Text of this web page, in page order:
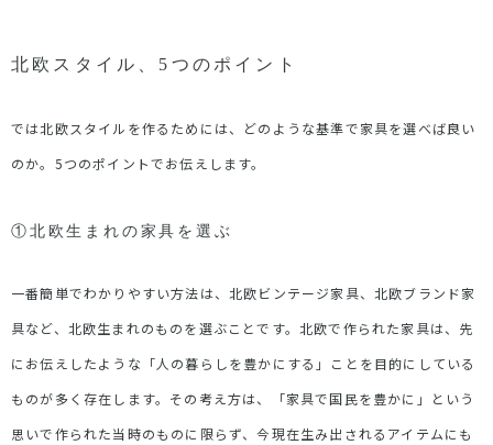
北欧スタイル、5つのポイント
では北欧スタイルを作るためには、どのような基準で家具を選べば良い
のか。5つのポイントでお伝えします。
①北欧生まれの家具を選ぶ
一番簡単でわかりやすい方法は、北欧ビンテージ家具、北欧ブランド家
具など、北欧生まれのものを選ぶことです。北欧で作られた家具は、先
にお伝えしたような「人の暮らしを豊かにする」ことを目的にしている
ものが多く存在します。その考え方は、「家具で国民を豊かに」という
思いで作られた当時のものに限らず、今現在生み出されるアイテムにも